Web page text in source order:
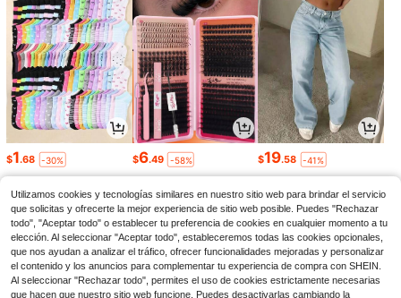
$1.68 -30% $6.49 -58% $19.58 -41%
Utilizamos cookies y tecnologías similares en nuestro sitio web para brindar el servicio
que solicitas y ofrecerte la mejor experiencia de sitio web posible. Puedes "Rechazar
todo", "Aceptar todo" o establecer tu preferencia de cookies en cualquier momento a tu
elección. Al seleccionar "Aceptar todo", estableceremos todas las cookies opcionales,
que nos ayudan a analizar el tráfico, ofrecer funcionalidades mejoradas y personalizar
el contenido y los anuncios para complementar tu experiencia de compra con SHEIN.
Al seleccionar "Rechazar todo", permites el uso de cookies estrictamente necesarias
que hacen que nuestro sitio web funcione. Puedes desactivarlas cambiando la